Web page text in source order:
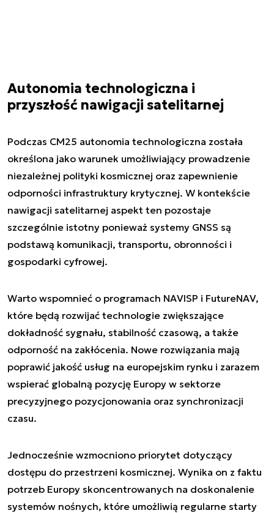
Autonomia technologiczna i
przyszłość nawigacji satelitarnej
Podczas CM25 autonomia technologiczna została
określona jako warunek umożliwiający prowadzenie
niezależnej polityki kosmicznej oraz zapewnienie
odporności infrastruktury krytycznej. W kontekście
nawigacji satelitarnej aspekt ten pozostaje
szczególnie istotny ponieważ systemy GNSS są
podstawą komunikacji, transportu, obronności i
gospodarki cyfrowej.
Warto wspomnieć o programach NAVISP i FutureNAV,
które będą rozwijać technologie zwiększające
dokładność sygnału, stabilność czasową, a także
odporność na zakłócenia. Nowe rozwiązania mają
poprawić jakość usług na europejskim rynku i zarazem
wspierać globalną pozycję Europy w sektorze
precyzyjnego pozycjonowania oraz synchronizacji
czasu.
Jednocześnie wzmocniono priorytet dotyczący
dostępu do przestrzeni kosmicznej. Wynika on z faktu
potrzeb Europy skoncentrowanych na doskonalenie
systemów nośnych, które umożliwią regularne starty